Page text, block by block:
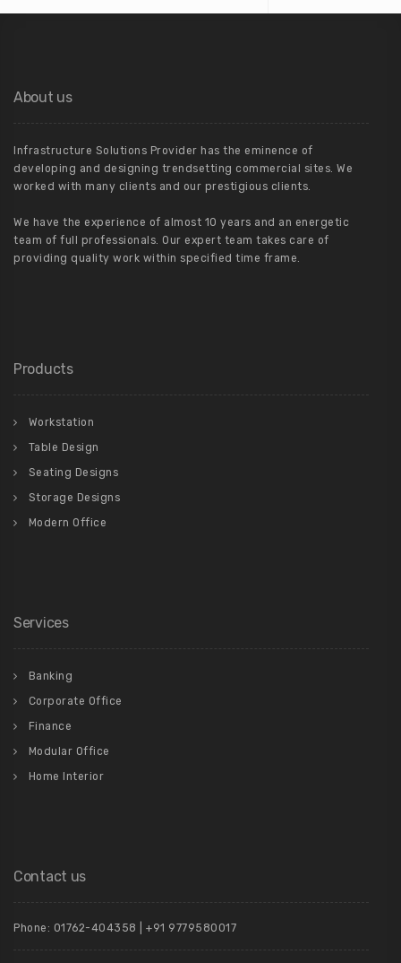
About us
Infrastructure Solutions Provider has the eminence of
developing and designing trendsetting commercial sites. We
worked with many clients and our prestigious clients.
We have the experience of almost 10 years and an energetic
team of full professionals. Our expert team takes care of
providing quality work within specified time frame.
Products
Workstation
Table Design
Seating Designs
Storage Designs
Modern Office
Services
Banking
Corporate Office
Finance
Modular Office
Home Interior
Contact us
Phone: 01762-404358 | +91 9779580017